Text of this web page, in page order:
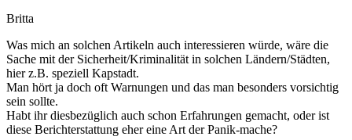
Britta
Was mich an solchen Artikeln auch interessieren würde, wäre die
Sache mit der Sicherheit/Kriminalität in solchen Ländern/Städten,
hier z.B. speziell Kapstadt.
Man hört ja doch oft Warnungen und das man besonders vorsichtig
sein sollte.
Habt ihr diesbezüglich auch schon Erfahrungen gemacht, oder ist
diese Berichterstattung eher eine Art der Panik-mache?